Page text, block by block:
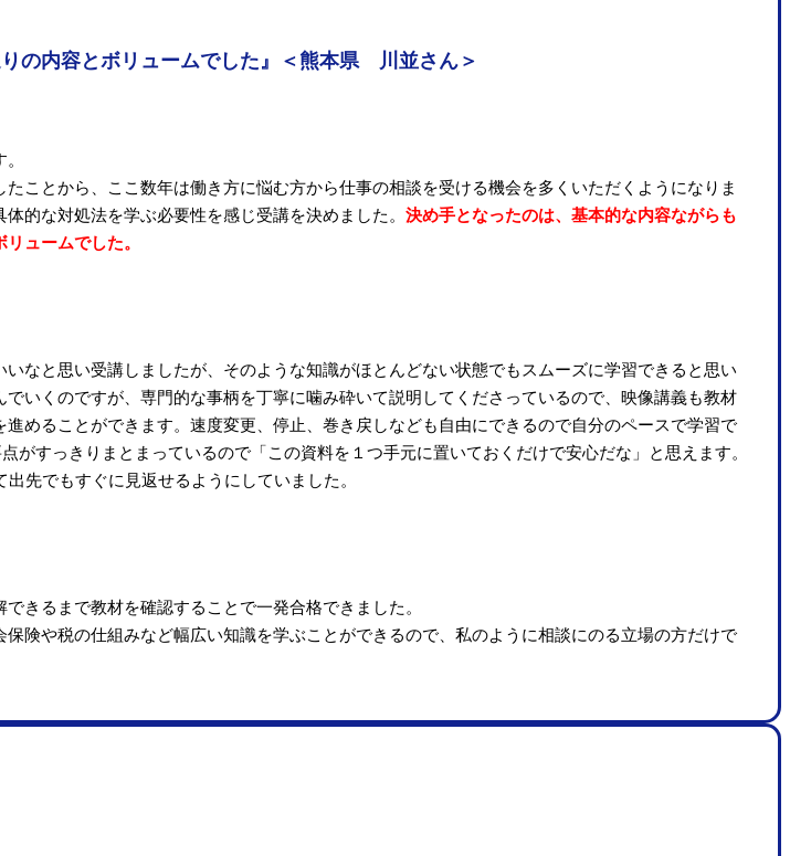
の内容とボリュームでした』＜熊本県 川並さん＞
ことから、ここ数年は働き方に悩む方から仕事の相談を受ける機会を多くいただくようになりま
的な対処法を学ぶ必要性を感じ受講を決めました。 決め手となったのは、基本的な内容ながらも
ュームでした。
なと思い受講しましたが、そのような知識がほとんどない状態でもスムーズに学習できると思い
いくのですが、専門的な事柄を丁寧に噛み砕いて説明してくださっているので、映像講義も教材
めることができます。速度変更、停止、巻き戻しなども自由にできるので自分のペースで学習で
すっきりまとまっているので「この資料を１つ手元に置いておくだけで安心だな」と思えます。
先でもすぐに見返せるようにしていました。
きるまで教材を確認することで一発合格できました。
険や税の仕組みなど幅広い知識を学ぶことができるので、私のように相談にのる立場の方だけで